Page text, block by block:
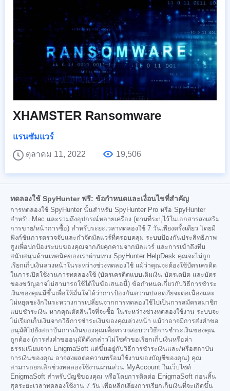
XHAMSTER Ransomware
แรนซัมแวร์
ตุลาคม 11, 2022
19,506
ทดลองใช้ SpyHunter ฟรี: ข้อกำหนดและเงื่อนไขที่สำคัญ
การทดลองใช้ SpyHunter นั้นสำหรับ SpyHunter Pro หรือ SpyHunter
สำหรับ Mac และรวมถึงอุปกรณ์หลายเครื่อง (ตามที่ระบุไว้ในเอกสารส่งเสริม
การขาย/หน้าการซื้อ) สำหรับระยะเวลาทดลองใช้ 7 วันเพียงครั้งเดียว โดยมี
ฟังก์ชันการตรวจจับและกำจัดมัลแวร์ที่ครอบคลุม ระบบป้องกันประสิทธิภาพ
สูงเพื่อปกป้องระบบของคุณจากภัยคุกคามจากมัลแวร์ และการเข้าถึงทีม
สนับสนุนด้านเทคนิคของเราผ่านทาง SpyHunter HelpDesk คุณจะไม่ถูก
เรียกเก็บเงินล่วงหน้าในระหว่างช่วงทดลองใช้ แม้ว่าคุณจะต้องใช้บัตรเครดิต
ในการเปิดใช้งานการทดลองใช้ (บัตรเครดิตแบบเติมเงิน บัตรเดบิต และบัตร
ของขวัญอาจไม่สามารถใช้ได้ในข้อเสนอนี้) ข้อกำหนดเกี่ยวกับวิธีการชำระ
เงินของคุณมีขึ้นเพื่อให้มั่นใจได้ว่าการป้องกันความปลอดภัยจะต่อเนื่องและ
ไม่หยุดชะงักในระหว่างการเปลี่ยนจากการทดลองใช้ไปเป็นการสมัครสมาชิก
แบบชำระเงิน หากคุณตัดสินใจที่จะซื้อ ในระหว่างช่วงทดลองใช้งาน ระบบจะ
ไม่เรียกเก็บเงินจากวิธีการชำระเงินของคุณล่วงหน้า แม้ว่าอาจมีการส่งคำขอ
อนุมัติไปยังสถาบันการเงินของคุณเพื่อตรวจสอบว่าวิธีการชำระเงินของคุณ
ถูกต้อง (การส่งคำขออนุมัติดังกล่าวไม่ใช่คำขอเรียกเก็บเงินหรือค่า
ธรรมเนียมจาก EnigmaSoft แต่ขึ้นอยู่กับวิธีการชำระเงินและ/หรือสถาบัน
การเงินของคุณ อาจส่งผลต่อความพร้อมใช้งานของบัญชีของคุณ) คุณ
สามารถยกเลิกช่วงทดลองใช้งานผ่านส่วน MyAccount ในเว็บไซต์
EnigmaSoft สำหรับบัญชีของคุณ หรือโดยการติดต่อ EnigmaSoft ก่อนสิ้น
สุดระยะเวลาทดลองใช้งาน 7 วัน เพื่อหลีกเลี่ยงการเรียกเก็บเงินที่จะเกิดขึ้น